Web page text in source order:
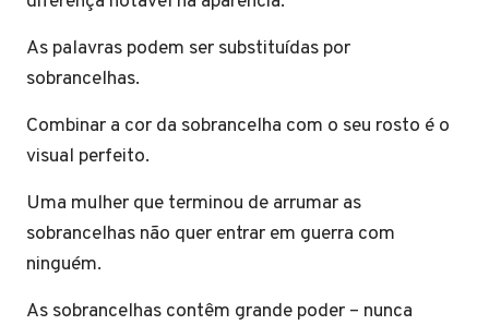
As palavras podem ser substituídas por
sobrancelhas.
Combinar a cor da sobrancelha com o seu rosto é o
visual perfeito.
Uma mulher que terminou de arrumar as
sobrancelhas não quer entrar em guerra com
ninguém.
As sobrancelhas contêm grande poder – nunca